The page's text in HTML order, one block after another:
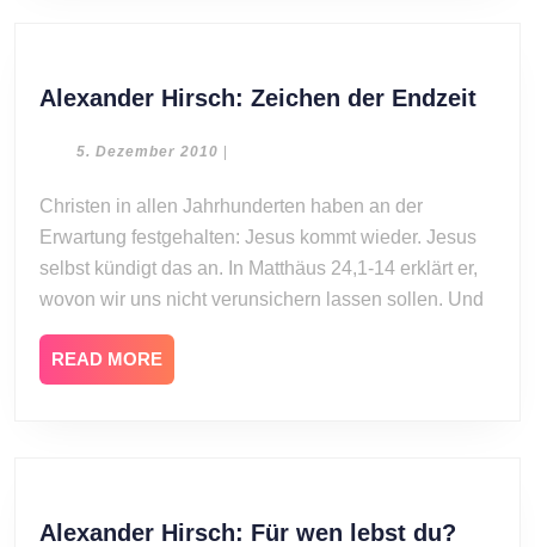
Alexander Hirsch: Zeichen der Endzeit
5. Dezember 2010 5.|
Christen in allen Jahrhunderten haben an der
Erwartung festgehalten: Jesus kommt wieder. Jesus
selbst kündigt das an. In Matthäus 24,1-14 erklärt er,
wovon wir uns nicht verunsichern lassen sollen. Und
READ MORE
MORE
Alexander Hirsch: Für wen lebst du?